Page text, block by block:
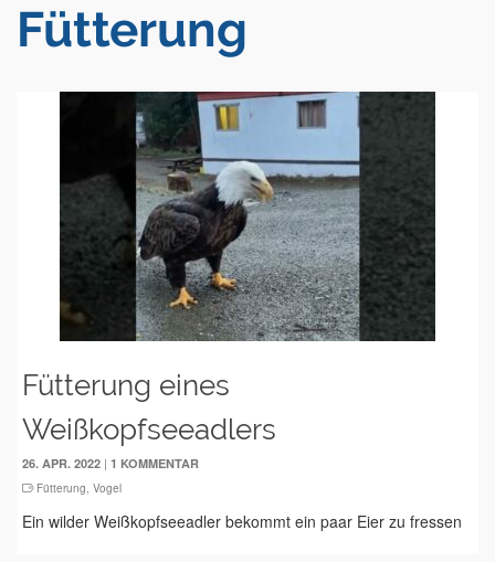
Fütterung
Fütterung eines
Weißkopfseeadlers
26. APR. 2022 | 1 KOMMENTAR
Fütterung, Vogel
Ein wilder Weißkopfseeadler bekommt ein paar Eier zu fressen